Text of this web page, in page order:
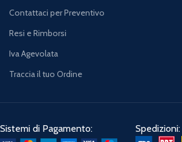
Contattaci per Preventivo
Resi e Rimborsi
Iva Agevolata
Traccia il tuo Ordine
Sistemi di Pagamento: Spedizioni: